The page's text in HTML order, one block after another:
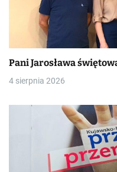
Pani Jarosława
4 sierpnia 2026